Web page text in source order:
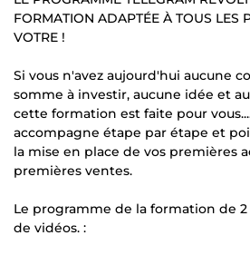
FORMATION ADAPTÉE À TOUS LES
VOTRE !
Si vous n'avez aujourd'hui aucune
somme à investir, aucune idée et
cette formation est faite pour
accompagne étape par étape et
la mise en place de vos premières
premières ventes.
Le programme de la formation de
de vidéos. :